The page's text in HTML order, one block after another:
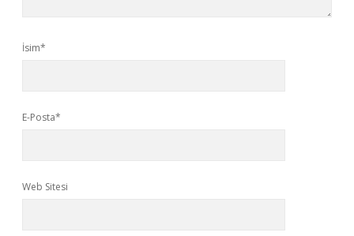
İsim*
E-Posta*
Web Sitesi